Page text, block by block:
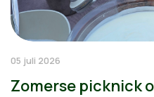
05 juli 2026
Zomerse picknick